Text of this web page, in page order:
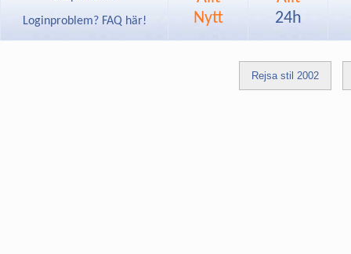
Loginproblem? FAQ här!
Nytt
24h
Rejsa stil 2002